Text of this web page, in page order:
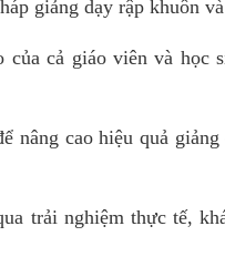
giảng dạy rập khuôn
của cả giáo viên và
nâng cao hiệu quả
trải nghiệm thực tế,